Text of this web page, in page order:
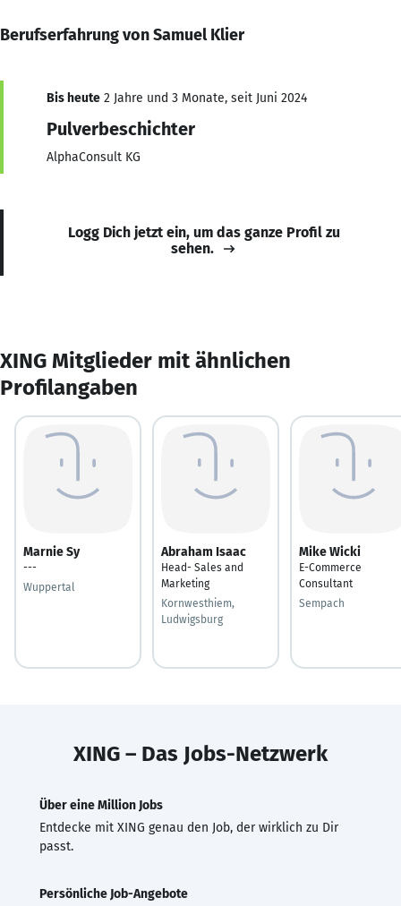
Berufserfahrung von Samuel Klier
Bis heute 2 Jahre und 3 Monate, seit Juni 2024
Pulverbeschichter
AlphaConsult KG
Logg Dich jetzt ein, um das ganze Profil zu
sehen.
XING Mitglieder mit ähnlichen
Profilangaben
Marnie Sy
---
Wuppertal
Abraham Isaac
Head- Sales and
Marketing
Kornwesthiem,
Ludwigsburg
Mike Wicki
E-Commerce
Consultant
Sempach
XING – Das Jobs-Netzwerk
Über eine Million Jobs
Entdecke mit XING genau den Job, der wirklich zu Dir
passt.
Persönliche Job-Angebote